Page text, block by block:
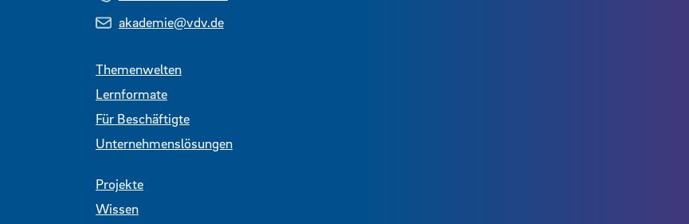
akademie@vdv.de
Themenwelten
Lernformate
Für Beschäftigte
Unternehmenslösungen
Projekte
Wissen